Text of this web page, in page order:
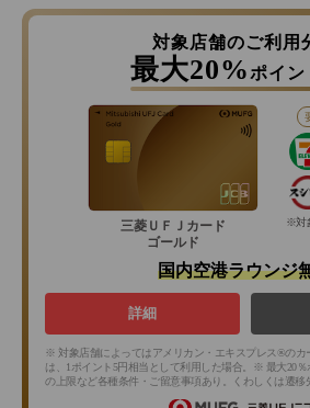
対象店舗のご利用
最大20% ポイン
三菱ＵＦＪカード
ゴールド
※対
国内空港ラウンジ
詳細
※ 対象店舗によってはアメリカン・エキスプレス®の
は、1ポイント5円相当として利用した場合。※ 最大20
の上限など各種条件・ご留意事項あり。くわしくは遷移